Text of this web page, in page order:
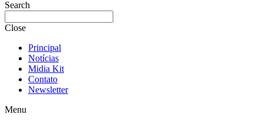
Search
Close
Principal
Notícias
Midia Kit
Contato
Newsletter
Menu